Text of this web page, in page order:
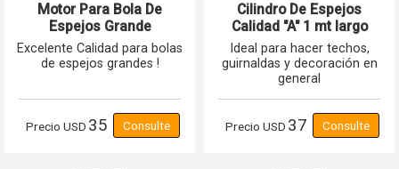
Motor Para Bola De
Espejos Grande
REFORZADO Cuadrado
SR012 GcmPro
Excelente Calidad para bolas
de espejos grandes !
Precio USD 35
Cilindro De Espejos
Calidad "A" 1 mt largo
Ideal para hacer techos,
guirnaldas y decoración en
general
Precio USD 37